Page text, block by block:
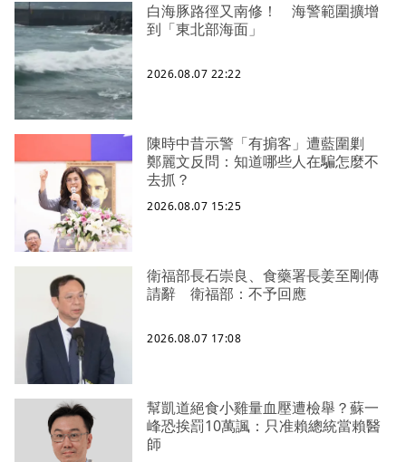
白海豚路徑又南修！ 海警範圍擴增
到「東北部海面」
2026.08.07 22:22
陳時中昔示警「有掮客」遭藍圍剿
鄭麗文反問：知道哪些人在騙怎麼不
去抓？
2026.08.07 15:25
衛福部長石崇良、食藥署長姜至剛傳
請辭 衛福部：不予回應
2026.08.07 17:08
幫凱道絕食小雞量血壓遭檢舉？蘇一
峰恐挨罰10萬諷：只准賴總統當賴醫
師